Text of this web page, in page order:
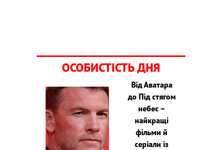
ОСОБИСТІСТЬ ДНЯ
Від Аватара
до Під стягом
небес –
найкращі
фільми й
серіали із